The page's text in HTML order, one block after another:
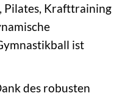
, Pilates, Krafttraining
ist
des robusten